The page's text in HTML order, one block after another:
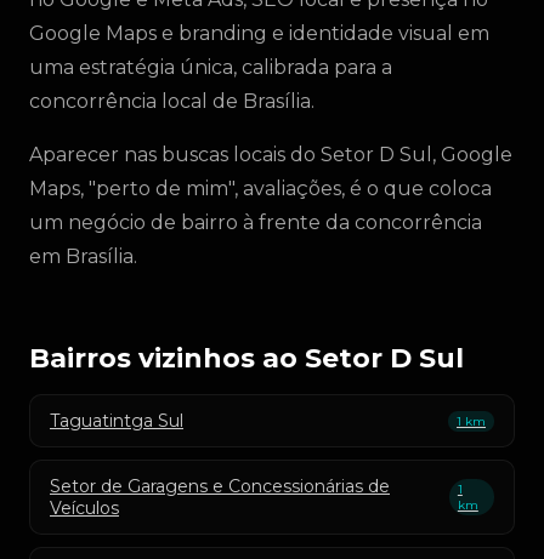
Google Maps e branding e identidade visual em
uma estratégia única, calibrada para a
concorrência local de Brasília.
Aparecer nas buscas locais do Setor D Sul, Google
Maps, "perto de mim", avaliações, é o que coloca
um negócio de bairro à frente da concorrência
em Brasília.
Bairros vizinhos ao Setor D Sul
Taguatintga Sul 1 km
Setor de Garagens e Concessionárias de
Veículos
1
km